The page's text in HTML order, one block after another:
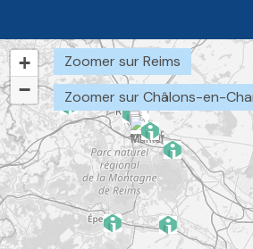
+
−
Zoomer sur Reims
Zoomer sur Châlons-en-